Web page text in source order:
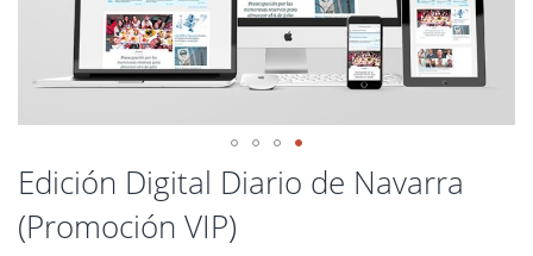
Edición Digital Diario de Navarra
(Promoción VIP)
Saltar
al
comienzo
de